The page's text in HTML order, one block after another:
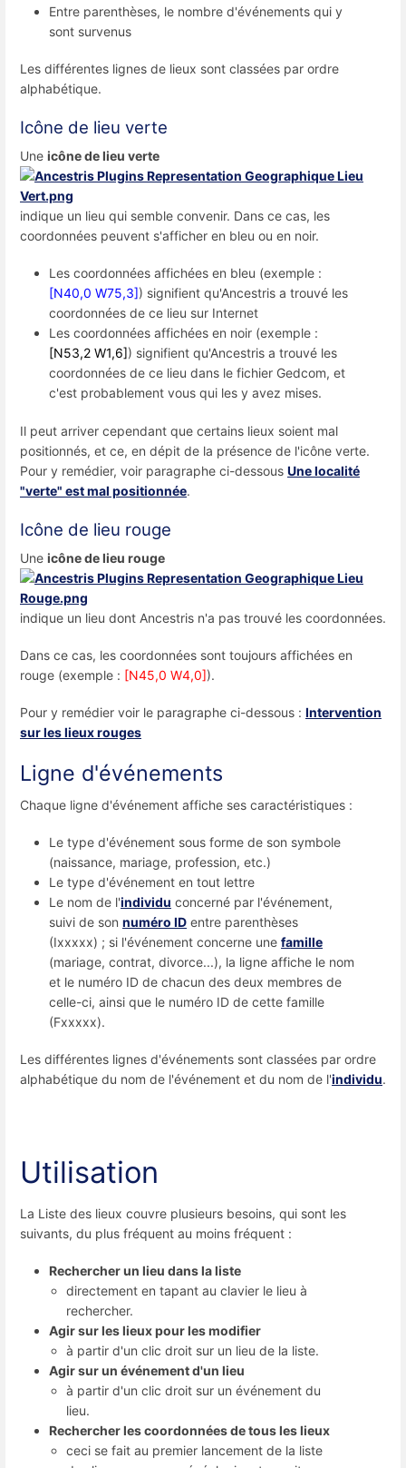
Entre parenthèses, le nombre d'événements qui y
sont survenus
Les différentes lignes de lieux sont classées par ordre
alphabétique.
Icône de lieu verte
Une icône de lieu verte
indique un lieu qui semble convenir. Dans ce cas, les
coordonnées peuvent s'afficher en bleu ou en noir.
Les coordonnées affichées en bleu (exemple :
[N40,0 W75,3]) signifient qu'Ancestris a trouvé les
coordonnées de ce lieu sur Internet
Les coordonnées affichées en noir (exemple :
[N53,2 W1,6]) signifient qu'Ancestris a trouvé les
coordonnées de ce lieu dans le fichier Gedcom, et
c'est probablement vous qui les y avez mises.
Il peut arriver cependant que certains lieux soient mal
positionnés, et ce, en dépit de la présence de l'icône verte.
Pour y remédier, voir paragraphe ci-dessous Une localité
"verte" est mal positionnée.
Icône de lieu rouge
Une icône de lieu rouge
indique un lieu dont Ancestris n'a pas trouvé les coordonnées.
Dans ce cas, les coordonnées sont toujours affichées en
rouge (exemple : [N45,0 W4,0]).
Pour y remédier voir le paragraphe ci-dessous : Intervention
sur les lieux rouges
Ligne d'événements
Chaque ligne d'événement affiche ses caractéristiques :
Le type d'événement sous forme de son symbole
(naissance, mariage, profession, etc.)
Le type d'événement en tout lettre
Le nom de l'individu concerné par l'événement,
suivi de son numéro ID entre parenthèses
(Ixxxxx) ; si l'événement concerne une famille
(mariage, contrat, divorce...), la ligne affiche le nom
et le numéro ID de chacun des deux membres de
celle-ci, ainsi que le numéro ID de cette famille
(Fxxxxx).
Les différentes lignes d'événements sont classées par ordre
alphabétique du nom de l'événement et du nom de l'individu.
Utilisation
La Liste des lieux couvre plusieurs besoins, qui sont les
suivants, du plus fréquent au moins fréquent :
Rechercher un lieu dans la liste
directement en tapant au clavier le lieu à
rechercher.
Agir sur les lieux pour les modifier
à partir d'un clic droit sur un lieu de la liste.
Agir sur un événement d'un lieu
à partir d'un clic droit sur un événement du
lieu.
Rechercher les coordonnées de tous les lieux
ceci se fait au premier lancement de la liste